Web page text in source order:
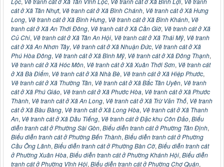
cát ở Xã Tân Nhựt, Vẽ tranh cát ở Xã Bình Chánh, Vẽ tranh cát ở Xã Hưng
Long, Vẽ tranh cát ở Xã Bình Hưng, Vẽ tranh cát ở Xã Bình Khánh, Vẽ
tranh cát ở Xã An Thới Đông, Vẽ tranh cát ở Xã Cần Giờ, Vẽ tranh cát ở Xã
Củ Chi, Vẽ tranh cát ở Xã Tân An Hội, Vẽ tranh cát ở Xã Thái Mỹ, Vẽ tranh
cát ở Xã An Nhơn Tây, Vẽ tranh cát ở Xã Nhuận Đức, Vẽ tranh cát ở Xã
Phú Hòa Đông, Vẽ tranh cát ở Xã Bình Mỹ, Vẽ tranh cát ở Xã Đông Thạnh,
Vẽ tranh cát ở Xã Hóc Môn, Vẽ tranh cát ở Xã Xuân Thới Sơn, Vẽ tranh cát
ở Xã Bà Điểm, Vẽ tranh cát ở Xã Nhà Bè, Vẽ tranh cát ở Xã Hiệp Phước,
Vẽ tranh cát ở Xã Thường Tân, Vẽ tranh cát ở Xã Bắc Tân Uyên, Vẽ tranh
cát ở Xã Phú Giáo, Vẽ tranh cát ở Xã Phước Hòa, Vẽ tranh cát ở Xã Phước
Thành, Vẽ tranh cát ở Xã An Long, Vẽ tranh cát ở Xã Trừ Văn Thố, Vẽ tranh
cát ở Xã Bàu Bàng, Vẽ tranh cát ở Xã Long Hòa, Vẽ tranh cát ở Xã Thanh
An, Vẽ tranh cát ở Xã Dầu Tiếng, Vẽ tranh cát ở Đặc khu Côn Đảo, Biểu
diễn tranh cát ở Phường Sài Gòn, Biểu diễn tranh cát ở Phường Tân Định,
Biểu diễn tranh cát ở Phường Bến Thành, Biểu diễn tranh cát ở Phường
Cầu Ông Lãnh, Biểu diễn tranh cát ở Phường Bàn Cờ, Biểu diễn tranh cát
ở Phường Xuân Hòa, Biểu diễn tranh cát ở Phường Khánh Hội, Biểu diễn
tranh cát ở Phường Vĩnh Hội, Biểu diễn tranh cát ở Phường Chợ Quán,